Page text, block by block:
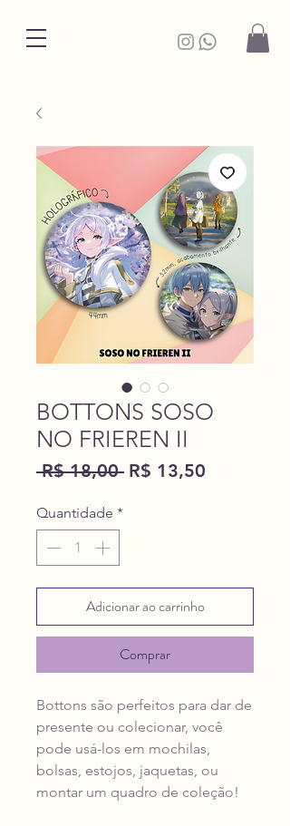
BOTTONS SOSO
NO FRIEREN II
R$ 18,00 Preço
R$ 13,50
Quantidade *
Adicionar ao carrinho
Comprar
Bottons são perfeitos para dar de
presente ou colecionar, você
pode usá-los em mochilas,
bolsas, estojos, jaquetas, ou
montar um quadro de coleção!